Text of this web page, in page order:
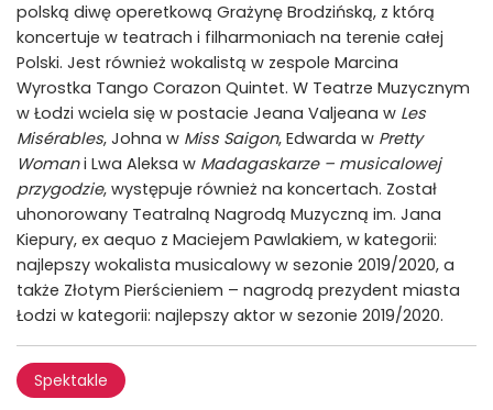
polską diwę operetkową Grażynę Brodzińską, z którą
koncertuje w teatrach i filharmoniach na terenie całej
Polski. Jest również wokalistą w zespole Marcina
Wyrostka Tango Corazon Quintet. W Teatrze Muzycznym
w Łodzi wciela się w postacie Jeana Valjeana w Les
Misérables, Johna w Miss Saigon, Edwarda w Pretty
Womani Lwa Aleksa w Madagaskarze – musicalowej
przygodzie, występuje również na koncertach. Został
uhonorowany Teatralną Nagrodą Muzyczną im. Jana
Kiepury, ex aequo z Maciejem Pawlakiem, w kategorii:
najlepszy wokalista musicalowy w sezonie 2019/2020, a
także Złotym Pierścieniem – nagrodą prezydent miasta
Łodzi w kategorii: najlepszy aktor w sezonie 2019/2020.
Spektakle